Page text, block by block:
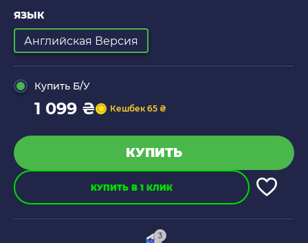
ЯЗЫК
Английская Версия
Купить Б/У
1 099 ₴ Кешбек 65 ₴
КУПИТЬ
КУПИТЬ В 1 КЛИК
3